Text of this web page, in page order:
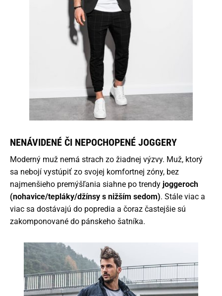
NENÁVIDENÉ ČI NEPOCHOPENÉ JOGGERY
Moderný muž nemá strach zo žiadnej výzvy. Muž, ktorý
sa nebojí vystúpiť zo svojej komfortnej zóny, bez
najmenšieho premýšľania siahne po trendy joggeroch
(nohavice/tepláky/džínsy s nižším sedom). Stále viac a
viac sa dostávajú do popredia a čoraz častejšie sú
zakomponované do pánskeho šatníka.